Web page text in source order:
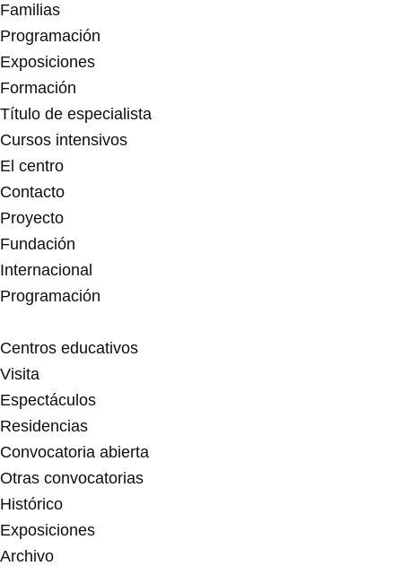
s
t
a
g
r
a
m
c
e
b
k
-
f
u
Familias
Programación
Exposiciones
Formación
Título de especialista
Cursos intensivos
El centro
Contacto
Proyecto
Fundación
Internacional
Programación
Centros educativos
Visita
Espectáculos
Residencias
Convocatoria abierta
Otras convocatorias
Histórico
Exposiciones
Archivo